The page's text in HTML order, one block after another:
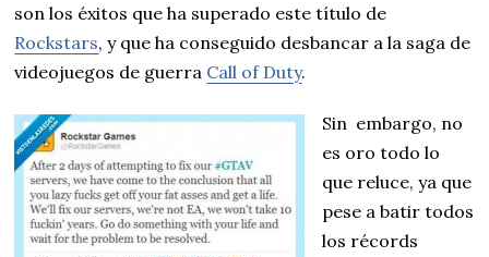
son los éxitos que ha superado este título de
Rockstars, y que ha conseguido desbancar a la saga de
videojuegos de guerra Call of Duty.
Sin embargo, no
es oro todo lo
que reluce, ya que
pese a batir todos
los récords